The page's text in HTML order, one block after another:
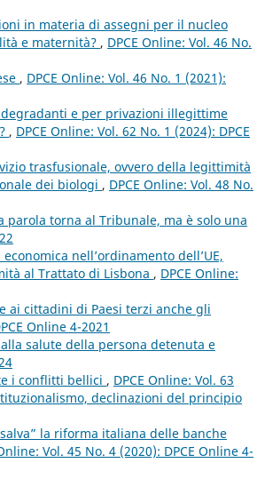
in materia di assegni per il nucleo
e maternità? , DPCE Online: Vol. 46 No.
, DPCE Online: Vol. 46 No. 1 (2021):
e per privazioni illegittime
, DPCE Online: Vol. 62 No. 1 (2024): DPCE
trasfusionale, ovvero della legittimità
dei biologi , DPCE Online: Vol. 48 No.
torna al Tribunale, ma è solo una
nell’ordinamento dell’UE,
al Trattato di Lisbona , DPCE Online:
ai cittadini di Paesi terzi anche gli
Online 4-2021
salute della persona detenuta e
i conflitti bellici , DPCE Online: Vol. 63
declinazioni del principio
la riforma italiana delle banche
Vol. 45 No. 4 (2020): DPCE Online 4-